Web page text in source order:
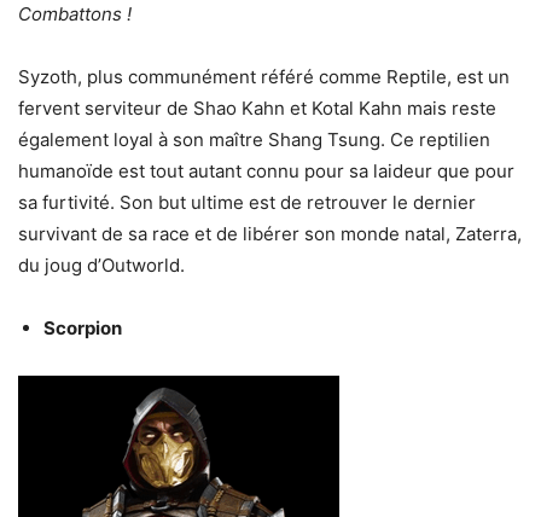
Combattons !
Syzoth, plus communément référé comme Reptile, est un
fervent serviteur de Shao Kahn et Kotal Kahn mais reste
également loyal à son maître Shang Tsung. Ce reptilien
humanoïde est tout autant connu pour sa laideur que pour
sa furtivité. Son but ultime est de retrouver le dernier
survivant de sa race et de libérer son monde natal, Zaterra,
du joug d’Outworld.
Scorpion